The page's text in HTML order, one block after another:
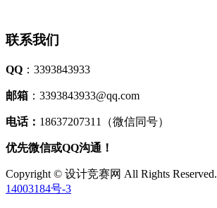
联系我们
QQ ：3393843933
邮箱 ：3393843933@qq.com
电话： 18637207311（微信同号）
优先微信或QQ沟通！
Copyright © 设计竞赛网 All Rights Reserved.
14003184号-3